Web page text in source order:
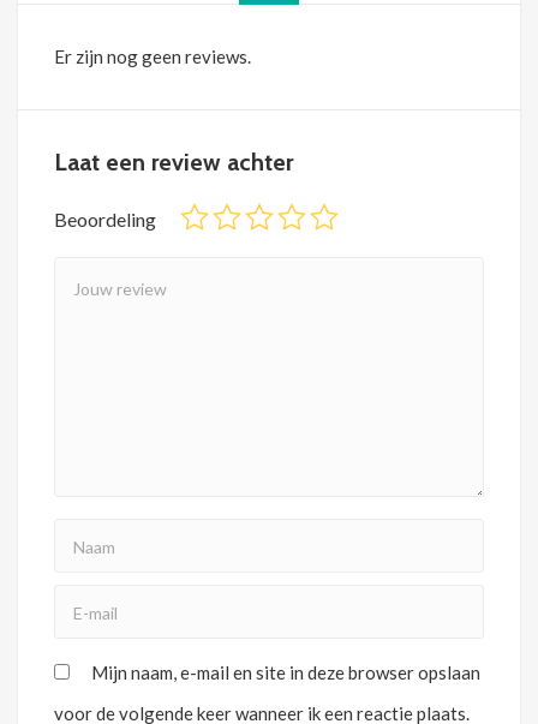
Er zijn nog geen reviews.
Laat een review achter
Beoordeling
Mijn naam, e-mail en site in deze browser opslaan
voor de volgende keer wanneer ik een reactie plaats.